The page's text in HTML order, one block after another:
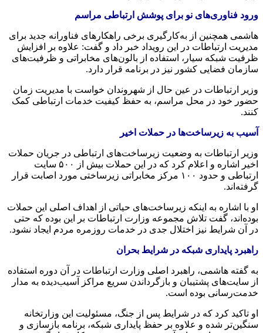
ورود فناوری‌های نو برای پوشش ارتباطی مراسم
هاشمی همچنین از به‌کارگیری برخی راهکارهای فناورانه جدید برای
مدیریت ارتباطات در این رویداد خبر داد و گفت: علاوه بر افزایش
ظرفیت شبکه سیار، استفاده از بالون‌های مخابراتی و ظرفیت‌های
سازمان فضایی کشور نیز در برنامه قرار دارد.
وزیر ارتباطات در عین حال از شهروندان خواست با مدیریت زمان
حضور خود در محل مراسم، به حفظ کیفیت خدمات ارتباطی کمک
کنند.
آسیب به زیرساخت‌ها در حملات اخیر
وزیر ارتباطات به وضعیت زیرساخت‌های ارتباطی در جریان حملات
اخیر اشاره و اعلام کرد که در این حملات بیش از ۵۰۰ سایت
ارتباطی و حدود ۱۰۰ مرکز مخابراتی زیرساختی مورد اصابت قرار
گرفته‌اند.
او با اشاره به اینکه زیرساخت‌های حیاتی از اهداف اصلی این حملات
بوده‌اند، گفت تلاش مجموعه وزارت ارتباطات بر این بوده که حتی
در آن شرایط نیز اختلال جدی در خدمات روزمره مردم ایجاد نشود.
راهبرد پایداری شبکه در شرایط بحران
به گفته هاشمی، راهبرد اصلی وزارت ارتباطات در آن دوره استفاده
از سایت‌های پشتیبان و بازگرداندن سریع مراکز آسیب‌دیده به مدار
خدمت‌رسانی بوده است.
او تاکید کرد که در شرایط پس از جنگ، مسئولیت این وزارتخانه
سنگین‌تر شده و علاوه بر حفظ پایداری شبکه، برنامه بازسازی و